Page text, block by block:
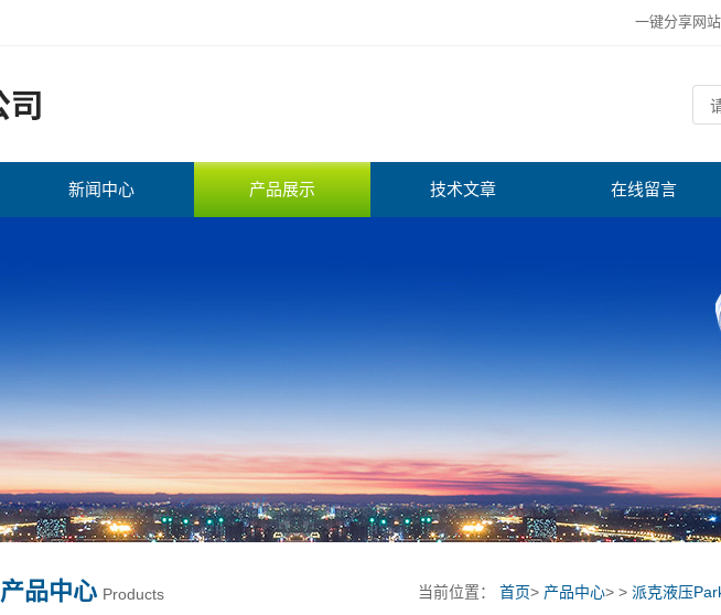
一键分享网站
新闻中心 产品展示 技术文章 在线留言
产品中心 Products 当前位置： 首页> 产品中心> > 派克液压